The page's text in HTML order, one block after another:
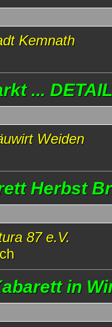
Kemnath
...
Weiden
Herbst
87 e.V.
in